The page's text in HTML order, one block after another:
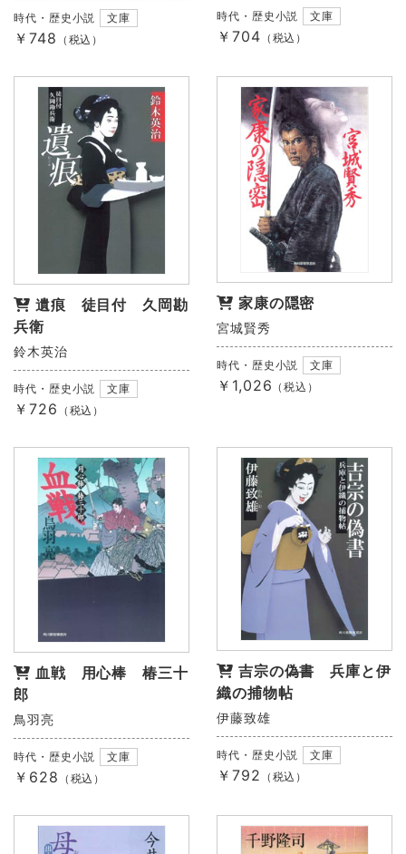
時代・歴史小説 文庫
￥748 （税込）
時代・歴史小説 文庫
￥704 （税込）
遺痕 徒目付 久岡勘
兵衛
鈴木英治
時代・歴史小説 文庫
￥726 （税込）
家康の隠密
宮城賢秀
時代・歴史小説 文庫
￥1,026 （税込）
血戦 用心棒 椿三十
郎
鳥羽亮
時代・歴史小説 文庫
￥628 （税込）
吉宗の偽書 兵庫と伊
織の捕物帖
伊藤致雄
時代・歴史小説 文庫
￥792 （税込）